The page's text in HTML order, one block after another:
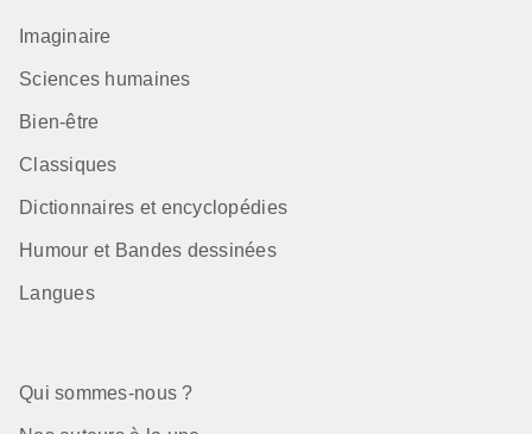
Imaginaire
Sciences humaines
Bien-être
Classiques
Dictionnaires et encyclopédies
Humour et Bandes dessinées
Langues
Qui sommes-nous ?